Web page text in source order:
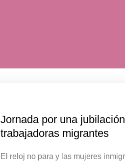
Jornada por una
trabajadoras migrantes
El reloj no para y las mujeres